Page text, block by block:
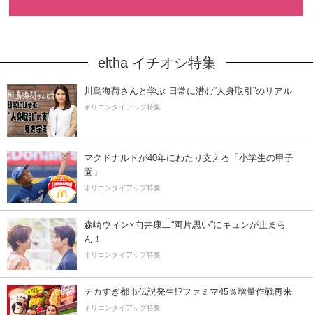
eltha イチオシ特集
川島海荷さんと学ぶ 日常に潜む“人身取引”のリアル
オリコンタイアップ特集
マクドナルドが40年にわたり支える「小学生の甲子
園」
オリコンタイアップ特集
森崎ウィン×向井康二“両片思い”にキュンが止まら
ん！
オリコンタイアップ特集
デカすぎ都市伝説発生!?ファミマ45％増量作戦再来
オリコンタイアップ特集